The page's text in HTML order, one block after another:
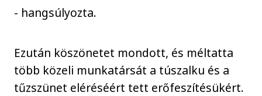
- hangsúlyozta.
Ezután köszönetet mondott, és méltatta
több közeli munkatársát a túszalku és a
tűzszünet eléréséért tett erőfeszítésükért.